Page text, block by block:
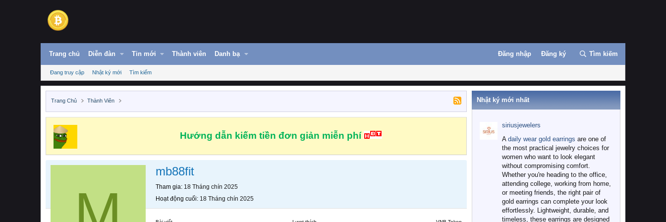
Trang chủ Diễn đàn Tin mới Thành viên Danh bạ Đăng nhập Đăng ký Tìm kiếm
Đang truy cập Nhật ký mới Tìm kiếm
Trang Chủ Thành Viên
Hướng dẫn kiếm tiền đơn giản miễn phí
mb88fit
Tham gia 18 Tháng chín 2025
Hoạt động cuối 18 Tháng chín 2025
Nhật ký mới nhất
siriusjewelers
A daily wear gold earrings are one of
the most practical jewelry choices for
women who want to look elegant
without compromising comfort.
Whether you're heading to the office,
attending college, working from home,
or meeting friends, the right pair of
gold earrings can complete your look
effortlessly. Lightweight, durable, and
timeless, these earrings are designed